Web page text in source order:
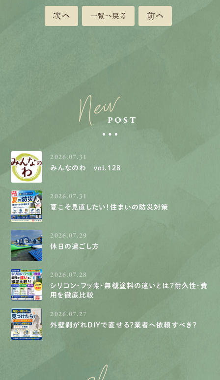
次へ 一覧へ戻る 前へ
NewPOST
2026.07.31
みんなのわ vol.128
2026.07.31
夏こそ見直したい！住まいの防災対策
2026.07.29
休日の過ごし方
2026.07.28
シリコン・フッ素・無機塗料の違いとは？耐久性・費
用を徹底比較
2026.07.27
外壁剥がれDIYで直せる？業者へ依頼すべき？